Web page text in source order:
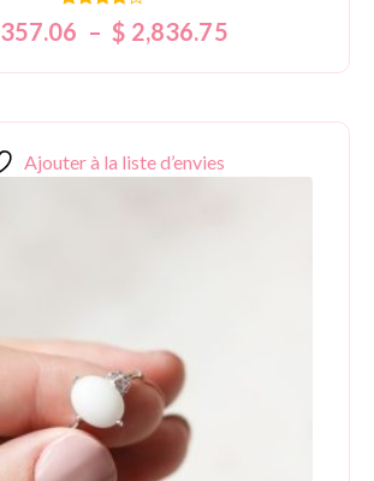
4.00
357.06 – $ 2,836.75
Ajouter à la liste d’envies